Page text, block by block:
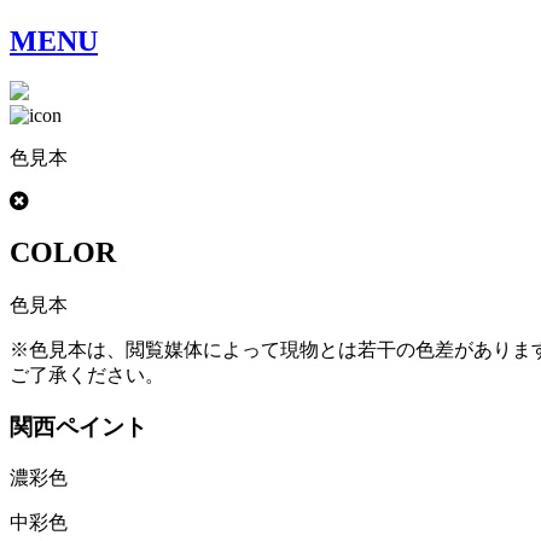
MENU
色見本
COLOR
色見本
※色見本は、閲覧媒体によって現物とは若干の色差がありま
ご了承ください。
関西ペイント
濃彩色
中彩色